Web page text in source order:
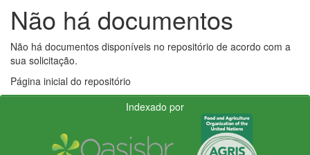
Não há documentos
Não há documentos disponíveis no repositório de acordo com a
sua solicitação.
Página inicial do repositório
Indexado por